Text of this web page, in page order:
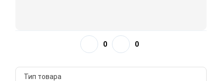
0 0
Тип товара